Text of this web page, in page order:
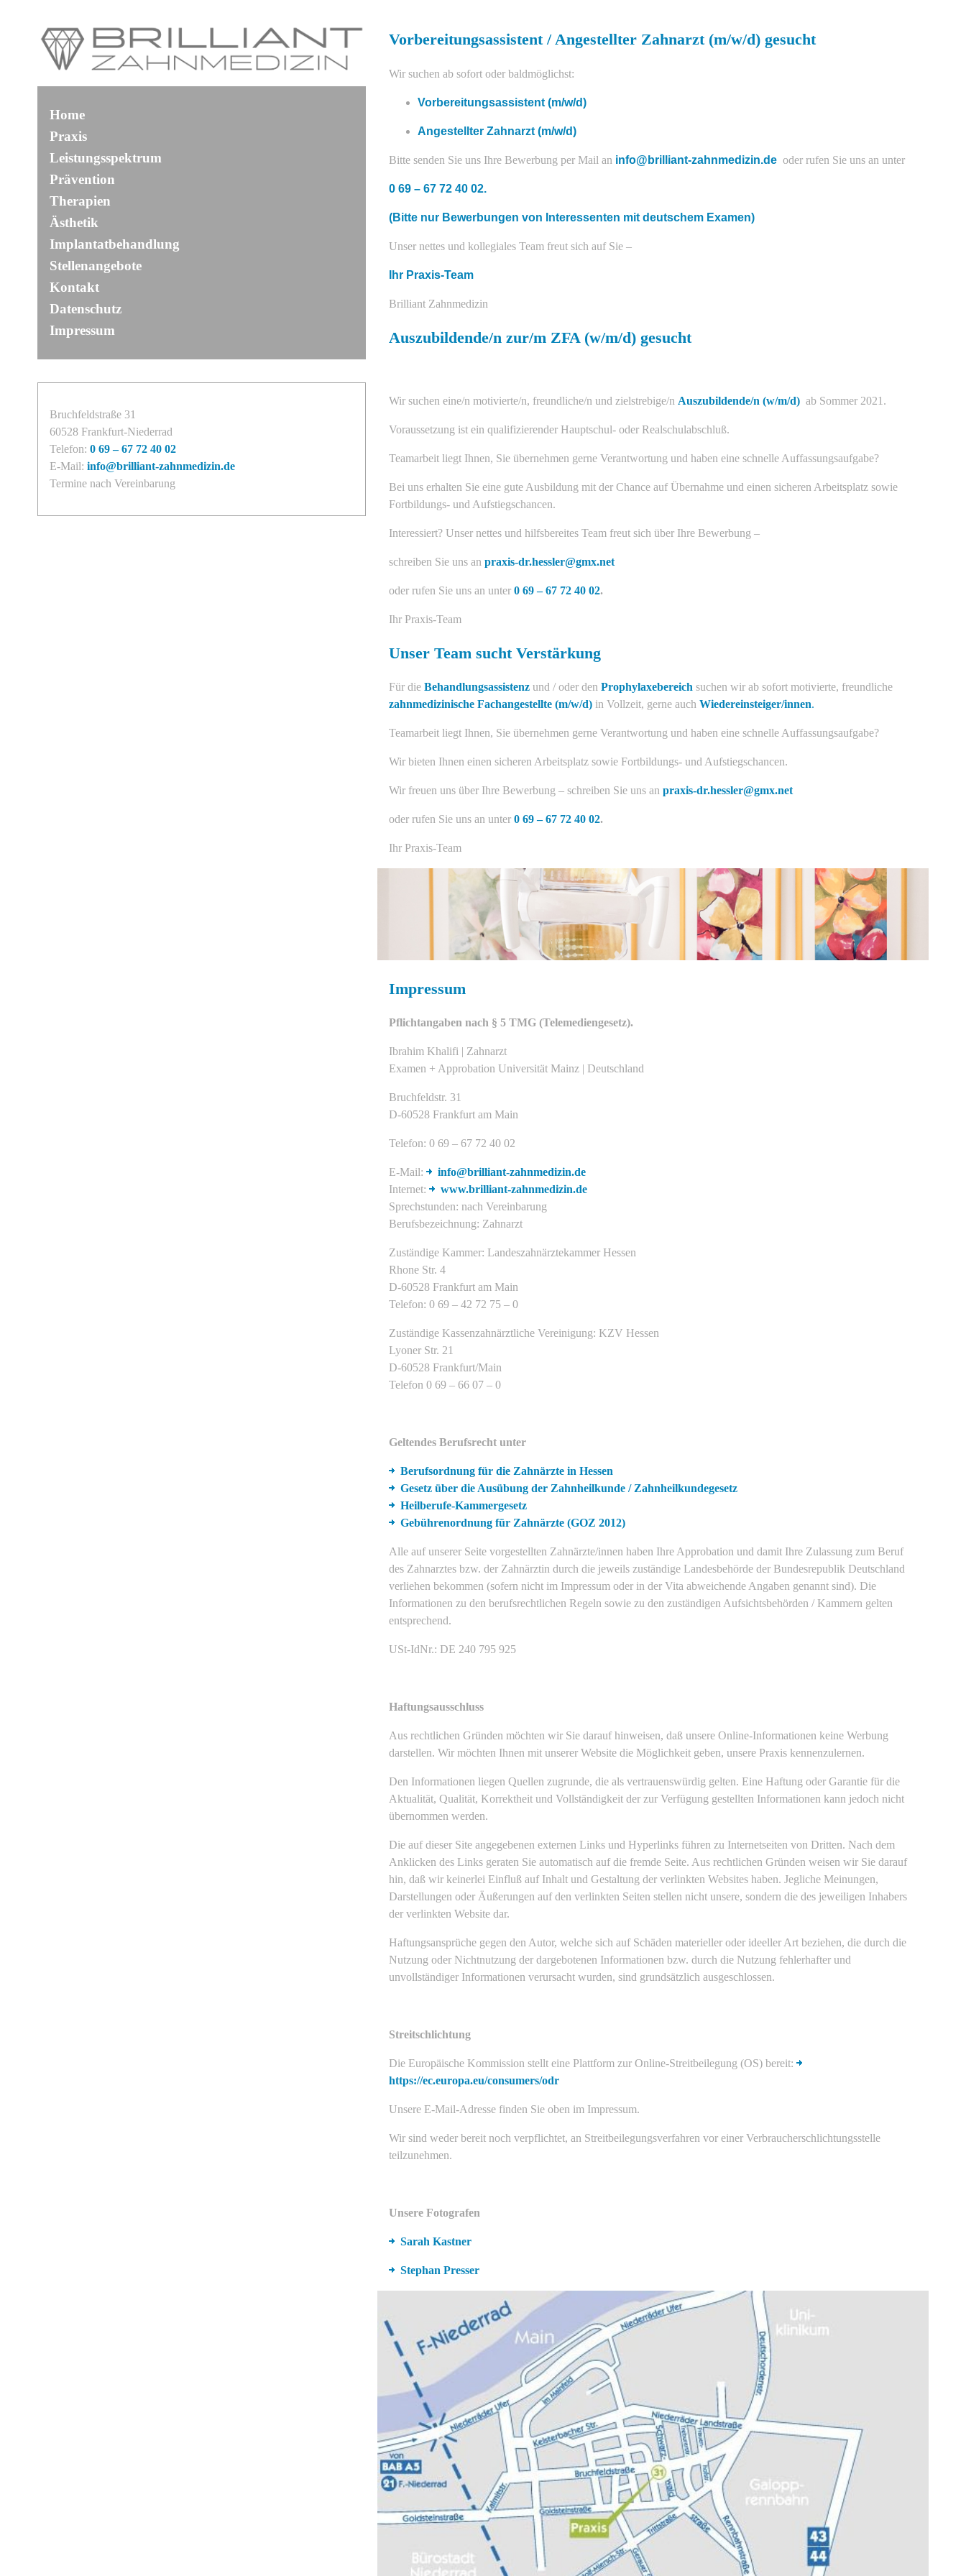
Home
Praxis
Leistungsspektrum
Prävention
Therapien
Ästhetik
Implantatbehandlung
Stellenangebote
Kontakt
Datenschutz
Impressum
Bruchfeldstraße 31
60528 Frankfurt-Niederrad
Telefon: 0 69 – 67 72 40 02
E-Mail: info@brilliant-zahnmedizin.de
Termine nach Vereinbarung
Vorbereitungsassistent / Angestellter Zahnarzt (m/w/d) gesucht
Wir suchen ab sofort oder baldmöglichst:
Vorbereitungsassistent (m/w/d)
Angestellter Zahnarzt (m/w/d)
Bitte senden Sie uns Ihre Bewerbung per Mail an info@brilliant-zahnmedizin.de oder rufen Sie uns an unter
0 69 – 67 72 40 02.
(Bitte nur Bewerbungen von Interessenten mit deutschem Examen)
Unser nettes und kollegiales Team freut sich auf Sie –
Ihr Praxis-Team
Brilliant Zahnmedizin
Auszubildende/n zur/m ZFA (w/m/d) gesucht
Wir suchen eine/n motivierte/n, freundliche/n und zielstrebige/n Auszubildende/n (w/m/d) ab Sommer 2021.
Voraussetzung ist ein qualifizierender Hauptschul- oder Realschulabschluß.
Teamarbeit liegt Ihnen, Sie übernehmen gerne Verantwortung und haben eine schnelle Auffassungsaufgabe?
Bei uns erhalten Sie eine gute Ausbildung mit der Chance auf Übernahme und einen sicheren Arbeitsplatz sowie
Fortbildungs- und Aufstiegschancen.
Interessiert? Unser nettes und hilfsbereites Team freut sich über Ihre Bewerbung –
schreiben Sie uns an praxis-dr.hessler@gmx.net
oder rufen Sie uns an unter 0 69 – 67 72 40 02.
Ihr Praxis-Team
Unser Team sucht Verstärkung
Für die Behandlungsassistenz und / oder den Prophylaxebereich suchen wir ab sofort motivierte, freundliche
zahnmedizinische Fachangestellte (m/w/d) in Vollzeit, gerne auch Wiedereinsteiger/innen.
Teamarbeit liegt Ihnen, Sie übernehmen gerne Verantwortung und haben eine schnelle Auffassungsaufgabe?
Wir bieten Ihnen einen sicheren Arbeitsplatz sowie Fortbildungs- und Aufstiegschancen.
Wir freuen uns über Ihre Bewerbung – schreiben Sie uns an praxis-dr.hessler@gmx.net
oder rufen Sie uns an unter 0 69 – 67 72 40 02.
Ihr Praxis-Team
Impressum
Pflichtangaben nach § 5 TMG (Telemediengesetz).
Ibrahim Khalifi | Zahnarzt
Examen + Approbation Universität Mainz | Deutschland
Bruchfeldstr. 31
D-60528 Frankfurt am Main
Telefon: 0 69 – 67 72 40 02
E-Mail:
info@brilliant-zahnmedizin.de
Internet:
www.brilliant-zahnmedizin.de
Sprechstunden: nach Vereinbarung
Berufsbezeichnung: Zahnarzt
Zuständige Kammer: Landeszahnärztekammer Hessen
Rhone Str. 4
D-60528 Frankfurt am Main
Telefon: 0 69 – 42 72 75 – 0
Zuständige Kassenzahnärztliche Vereinigung: KZV Hessen
Lyoner Str. 21
D-60528 Frankfurt/Main
Telefon 0 69 – 66 07 – 0
Geltendes Berufsrecht unter
Berufsordnung für die Zahnärzte in Hessen
Gesetz über die Ausübung der Zahnheilkunde / Zahnheilkundegesetz
Heilberufe-Kammergesetz
Gebührenordnung für Zahnärzte (GOZ 2012)
Alle auf unserer Seite vorgestellten Zahnärzte/innen haben Ihre Approbation und damit Ihre Zulassung zum Beruf
des Zahnarztes bzw. der Zahnärztin durch die jeweils zuständige Landesbehörde der Bundesrepublik Deutschland
verliehen bekommen (sofern nicht im Impressum oder in der Vita abweichende Angaben genannt sind). Die
Informationen zu den berufsrechtlichen Regeln sowie zu den zuständigen Aufsichtsbehörden / Kammern gelten
entsprechend.
USt-IdNr.: DE 240 795 925
Haftungsausschluss
Aus rechtlichen Gründen möchten wir Sie darauf hinweisen, daß unsere Online-Informationen keine Werbung
darstellen. Wir möchten Ihnen mit unserer Website die Möglichkeit geben, unsere Praxis kennenzulernen.
Den Informationen liegen Quellen zugrunde, die als vertrauenswürdig gelten. Eine Haftung oder Garantie für die
Aktualität, Qualität, Korrektheit und Vollständigkeit der zur Verfügung gestellten Informationen kann jedoch nicht
übernommen werden.
Die auf dieser Site angegebenen externen Links und Hyperlinks führen zu Internetseiten von Dritten. Nach dem
Anklicken des Links geraten Sie automatisch auf die fremde Seite. Aus rechtlichen Gründen weisen wir Sie darauf
hin, daß wir keinerlei Einfluß auf Inhalt und Gestaltung der verlinkten Websites haben. Jegliche Meinungen,
Darstellungen oder Äußerungen auf den verlinkten Seiten stellen nicht unsere, sondern die des jeweiligen Inhabers
der verlinkten Website dar.
Haftungsansprüche gegen den Autor, welche sich auf Schäden materieller oder ideeller Art beziehen, die durch die
Nutzung oder Nichtnutzung der dargebotenen Informationen bzw. durch die Nutzung fehlerhafter und
unvollständiger Informationen verursacht wurden, sind grundsätzlich ausgeschlossen.
Streitschlichtung
Die Europäische Kommission stellt eine Plattform zur Online-Streitbeilegung (OS) bereit:
https://ec.europa.eu/consumers/odr
Unsere E-Mail-Adresse finden Sie oben im Impressum.
Wir sind weder bereit noch verpflichtet, an Streitbeilegungsverfahren vor einer Verbraucherschlichtungsstelle
teilzunehmen.
Unsere Fotografen
Sarah Kastner
Stephan Presser